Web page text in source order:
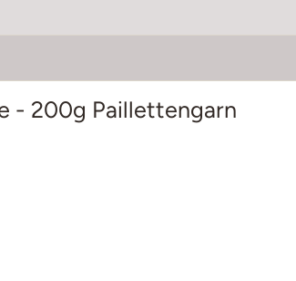
- 200g Paillettengarn